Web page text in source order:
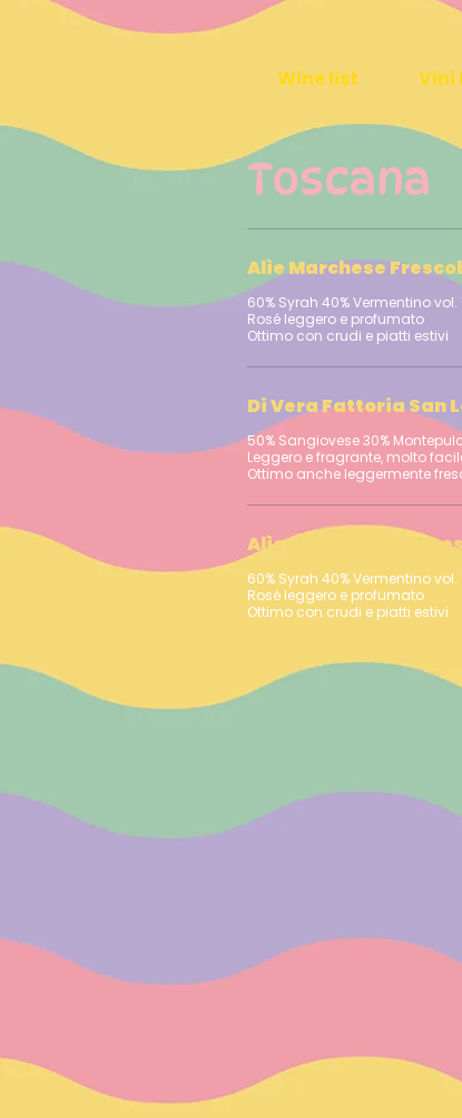
Wine list Vini
Toscana
Alìe Marchese
60% Syrah 40% Vermentino vol. 12.5% - 2025
Rosé leggero e profumato
Di Vera Fattoria San
50% Sangiovese 30%
Leggero e fragrante, molto
Alìe Magnum
60% Syrah 40% Vermentino vol. 12.5% - 2025
Rosé leggero e profumato